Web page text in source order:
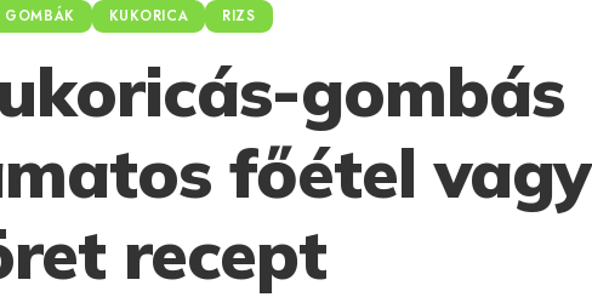
GOMBÁK KUKORICA RIZS
gombás
főétel vagy
recept